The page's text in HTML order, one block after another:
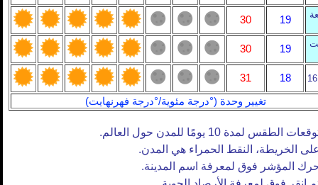
19
30
19
30
18
31
تغيير وحدة (°درجة مئوية/°درجة فهرنهايت)
الطقس لمدة 10 يومًا للمدن حول العالم.
الخريطة، النقط الحمراء هي المدن.
المؤشر فوق لمعرفة اسم المدينة.